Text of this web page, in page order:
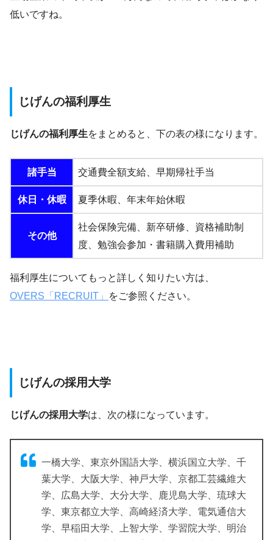
低いですね。
じげんの福利厚生
じげんの福利厚生をまとめると、下の表の様になります。
諸手当 交通費全額支給、早期帰社手当
休日・休暇 夏季休暇、年末年始休暇
その他
社会保険完備、新卒研修、資格補助制
度、勉強会参加・書籍購入費用補助
福利厚生についてもっと詳しく知りたい方は、
OVERS「RECRUIT」
をご参照ください。
じげんの採用大学
じげんの採用大学は、次の様になっています。
一橋大学、東京外国語大学、横浜国立大学、千
葉大学、大阪大学、神戸大学、京都工芸繊維大
学、広島大学、大分大学、鹿児島大学、琉球大
学、東京都立大学、高崎経済大学、電気通信大
学、早稲田大学、上智大学、学習院大学、明治